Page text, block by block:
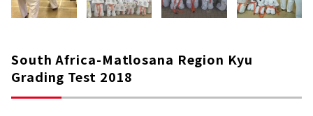
South Africa-Matlosana Region Kyu
Grading Test 2018